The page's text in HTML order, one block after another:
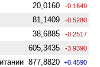
20,0160 -0.1649
81,1409 -0.5280
38,6885 -0.2517
605,3435 -3.9390
877,8820 +0.4590